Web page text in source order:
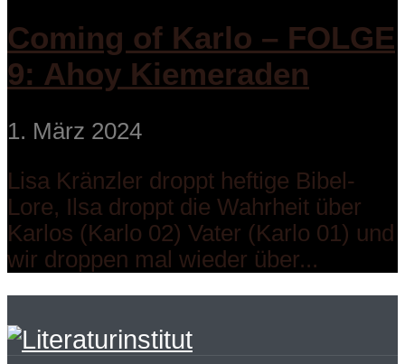
Coming of Karlo – FOLGE
9: Ahoy Kiemeraden
1. März 2024
Lisa Kränzler droppt heftige Bibel-
Lore, Ilsa droppt die Wahrheit über
Karlos (Karlo 02) Vater (Karlo 01) und
wir droppen mal wieder über...